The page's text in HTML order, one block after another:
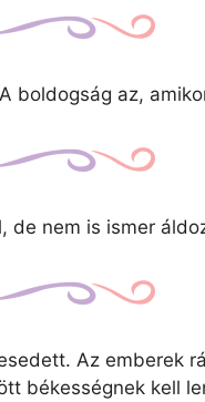
boldogság az,
de nem is ismer
Az emberek
békességnek kell